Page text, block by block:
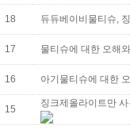
18 듀듀베이비물티슈,
17 물티슈에 대한 오해
16 아기물티슈에 대한
15
징크제올라이트만